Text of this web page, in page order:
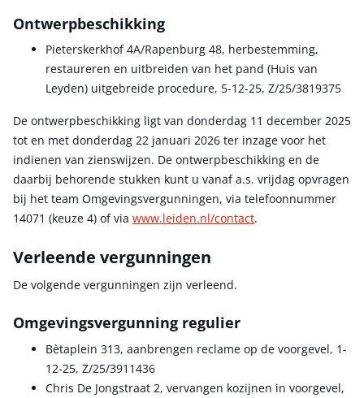
Ontwerpbeschikking
Pieterskerkhof 4A/Rapenburg 48, herbestemming,
restaureren en uitbreiden van het pand (Huis van
Leyden) uitgebreide procedure, 5-12-25, Z/25/3819375
De ontwerpbeschikking ligt van donderdag 11 december 2025
tot en met donderdag 22 januari 2026 ter inzage voor het
indienen van zienswijzen. De ontwerpbeschikking en de
daarbij behorende stukken kunt u vanaf a.s. vrijdag opvragen
bij het team Omgevingsvergunningen, via telefoonnummer
14071 (keuze 4) of via www.leiden.nl/contact.
Verleende vergunningen
De volgende vergunningen zijn verleend.
Omgevingsvergunning regulier
Bètaplein 313, aanbrengen reclame op de voorgevel, 1-
12-25, Z/25/3911436
Chris De Jongstraat 2, vervangen kozijnen in voorgevel,